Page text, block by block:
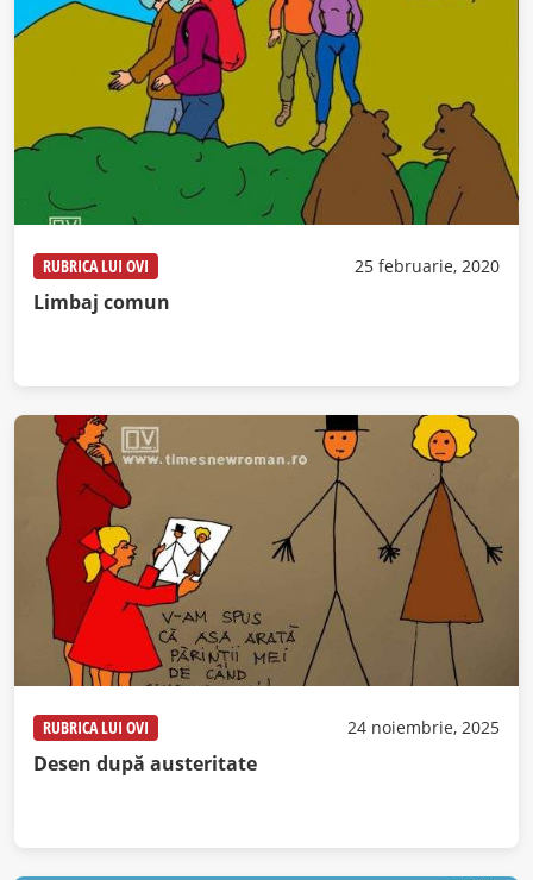
RUBRICA LUI OVI 25 februarie, 2020
Limbaj comun
RUBRICA LUI OVI 24 noiembrie, 2025
Desen după austeritate